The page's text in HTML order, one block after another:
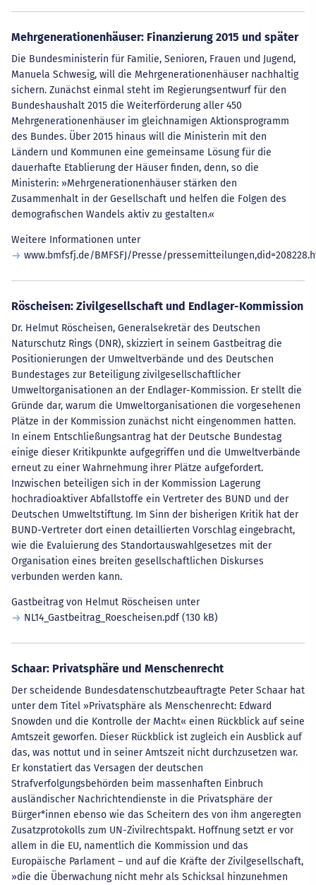
Mehrgenerationenhäuser: Finanzierung 2015 und später
Die Bundesministerin für Familie, Senioren, Frauen und Jugend,
Manuela Schwesig, will die Mehrgenerationenhäuser nachhaltig
sichern. Zunächst einmal steht im Regierungsentwurf für den
Bundeshaushalt 2015 die Weiterförderung aller 450
Mehrgenerationenhäuser im gleichnamigen Aktionsprogramm
des Bundes. Über 2015 hinaus will die Ministerin mit den
Ländern und Kommunen eine gemeinsame Lösung für die
dauerhafte Etablierung der Häuser finden, denn, so die
Ministerin: »Mehrgenerationenhäuser stärken den
Zusammenhalt in der Gesellschaft und helfen die Folgen des
demografischen Wandels aktiv zu gestalten.«
Weitere Informationen unter
www.bmfsfj.de/BMFSFJ/Presse/
Röscheisen: Zivilgesellschaft und Endlager-Kommission
Dr. Helmut Röscheisen, Generalsekretär des Deutschen
Naturschutz Rings (DNR), skizziert in seinem Gastbeitrag die
Positionierungen der Umweltverbände und des Deutschen
Bundestages zur Beteiligung zivilgesellschaftlicher
Umweltorganisationen an der Endlager-Kommission. Er stellt die
Gründe dar, warum die Umweltorganisationen die vorgesehenen
Plätze in der Kommission zunächst nicht eingenommen hatten.
In einem Entschließungsantrag hat der Deutsche Bundestag
einige dieser Kritikpunkte aufgegriffen und die Umweltverbände
erneut zu einer Wahrnehmung ihrer Plätze aufgefordert.
Inzwischen beteiligen sich in der Kommission Lagerung
hochradioaktiver Abfallstoffe ein Vertreter des BUND und der
Deutschen Umweltstiftung. Im Sinn der bisherigen Kritik hat der
BUND-Vertreter dort einen detaillierten Vorschlag eingebracht,
wie die Evaluierung des Standortauswahlgesetzes mit der
Organisation eines breiten gesellschaftlichen Diskurses
verbunden werden kann.
Gastbeitrag von Helmut Röscheisen unter
NL14_Gastbeitrag_Roescheisen.pdf(130 kB)
Schaar: Privatsphäre und Menschenrecht
Der scheidende Bundesdatenschutzbeauftragte Peter Schaar hat
unter dem Titel »Privatsphäre als Menschenrecht: Edward
Snowden und die Kontrolle der Macht« einen Rückblick auf seine
Amtszeit geworfen. Dieser Rückblick ist zugleich ein Ausblick auf
das, was nottut und in seiner Amtszeit nicht durchzusetzen war.
Er konstatiert das Versagen der deutschen
Strafverfolgungsbehörden beim massenhaften Einbruch
ausländischer Nachrichtendienste in die Privatsphäre der
Bürger*innen ebenso wie das Scheitern des von ihm angeregten
Zusatzprotokolls zum UN-Zivilrechtspakt. Hoffnung setzt er vor
allem in die EU, namentlich die Kommission und das
Europäische Parlament – und auf die Kräfte der Zivilgesellschaft,
»die die Überwachung nicht mehr als Schicksal hinzunehmen